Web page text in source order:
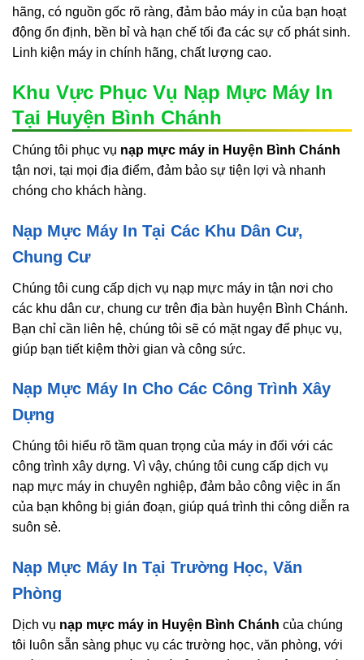
hãng, có nguồn gốc rõ ràng, đảm bảo máy in của bạn hoạt
động ổn định, bền bỉ và hạn chế tối đa các sự cố phát sinh.
Linh kiện máy in chính hãng, chất lượng cao.
Khu Vực Phục Vụ Nạp Mực Máy In
Tại Huyện Bình Chánh
Chúng tôi phục vụ nạp mực máy in Huyện Bình Chánh
tận nơi, tại mọi địa điểm, đảm bảo sự tiện lợi và nhanh
chóng cho khách hàng.
Nạp Mực Máy In Tại Các Khu Dân Cư,
Chung Cư
Chúng tôi cung cấp dịch vụ nạp mực máy in tận nơi cho
các khu dân cư, chung cư trên địa bàn huyện Bình Chánh.
Bạn chỉ cần liên hệ, chúng tôi sẽ có mặt ngay để phục vụ,
giúp bạn tiết kiệm thời gian và công sức.
Nạp Mực Máy In Cho Các Công Trình Xây
Dựng
Chúng tôi hiểu rõ tầm quan trọng của máy in đối với các
công trình xây dựng. Vì vậy, chúng tôi cung cấp dịch vụ
nạp mực máy in chuyên nghiệp, đảm bảo công việc in ấn
của bạn không bị gián đoạn, giúp quá trình thi công diễn ra
suôn sẻ.
Nạp Mực Máy In Tại Trường Học, Văn
Phòng
Dịch vụ nạp mực máy in Huyện Bình Chánh của chúng
tôi luôn sẵn sàng phục vụ các trường học, văn phòng, với